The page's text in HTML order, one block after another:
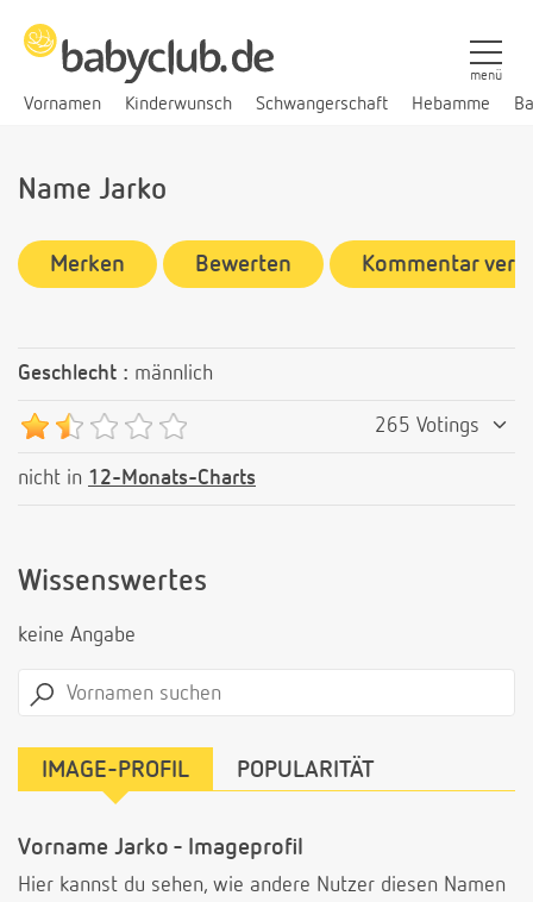
Vornamen Kinderwunsch Schwangerschaft Hebamme
menü
Name Jarko
Merken Bewerten Kommentar
Geschlecht : männlich
265 Votings
nicht in 12-Monats-Charts
Wissenswertes
keine Angabe
IMAGE-PROFIL POPULARITÄT
Vorname Jarko - Imageprofil
Hier kannst du sehen, wie andere Nutzer diesen Namen